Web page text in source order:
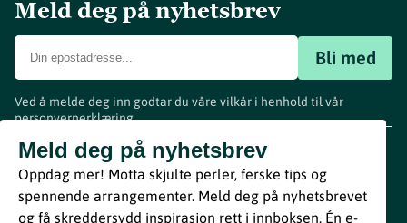
Meld deg på nyhetsbrev
Bli med
Ved å melde deg inn godtar du våre vilkår i henhold til vår
personvernerklæring.
Meld deg på nyhetsbrev
Oppdag mer! Motta skjulte perler, ferske tips og
spennende arrangementer. Meld deg på nyhetsbrevet
og få skreddersydd inspirasjon rett i innboksen. Én e-
www.visitvestfold.com
Turistinformasjon
Vestfold Fylkeskommune
ByBreakfast